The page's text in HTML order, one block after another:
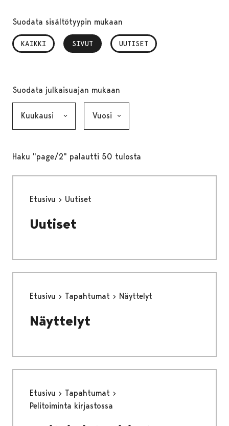
Suodata sisältötyypin mukaan
KAIKKI SIVUT
, VALITTU UUTISET
Suodata julkaisuajan mukaan
Haku "page/2" palautti 50 tulosta
Etusivu Uutiset
Uutiset
Etusivu Tapahtumat Näyttelyt
Näyttelyt
Etusivu
Tapahtumat
Pelitoiminta kirjastossa